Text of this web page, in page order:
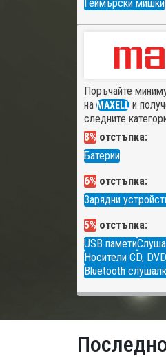
Геймърски мишки
Поръчайте
на MAXELL и
следните
8% отстъпка:
Батерии
6% отстъпка:
Зарядни
5% отстъпка:
USB памети
Носители CD,
Bluetooth